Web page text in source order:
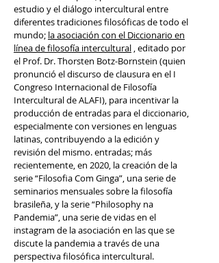
estudio y el diálogo intercultural entre
diferentes tradiciones filosóficas de todo el
mundo; la asociación con el Diccionario en
línea de filosofía intercultural , editado por
el Prof. Dr. Thorsten Botz-Bornstein (quien
pronunció el discurso de clausura en el I
Congreso Internacional de Filosofía
Intercultural de ALAFI), para incentivar la
producción de entradas para el diccionario,
especialmente con versiones en lenguas
latinas, contribuyendo a la edición y
revisión del mismo. entradas; más
recientemente, en 2020, la creación de la
serie “Filosofia Com Ginga”, una serie de
seminarios mensuales sobre la filosofía
brasileña, y la serie “Philosophy na
Pandemia”, una serie de vidas en el
instagram de la asociación en las que se
discute la pandemia a través de una
perspectiva filosófica intercultural.